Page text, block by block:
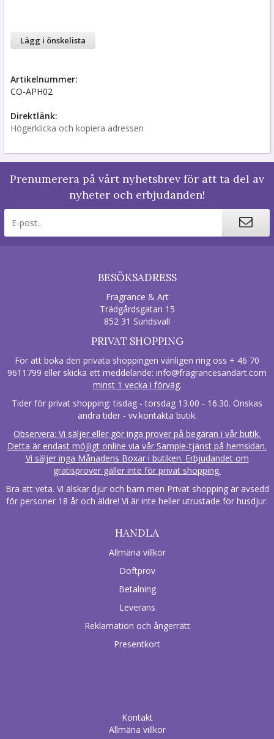
Lägg i önskelista
Artikelnummer:
CO-APH02
Direktlänk:
Högerklicka och kopiera adressen
Prenumerera på vårt nyhetsbrev för att ta del av
nyheter och erbjudanden!
BESÖKSADRESS
Fragrance & Art
Trädgårdsgatan 15
852 31 Sundsvall
PRIVAT SHOPPING
För att boka den privata shoppingen vänligen ring oss + 46 70
9611799 eller skicka ett meddelande: info@fragrancesandart.com
minst 1 vecka i förväg.
Tider för privat shopping: tisdag - torsdag 13.00 - 16.30. Önskas
andra tider - vv.kontakta butik.
Observera: Vi säljer eller gör inga prover på begäran i vår butik.
Detta är endast möjligt online via vår Sample-tjänst på hemsidan.
Vi säljer inga Månadens Boxar i butiken. Erbjudandet om
gratisprover gäller inte för privat shopping.
Bra att veta. Vi älskar djur och barn men Privat shopping är avsedd
för personer 18 år och äldre! Vi är inte heller utrustade för husdjur.
HANDLA
Allmäna villkor
Doftprov
Betalning
Leverans
Reklamation och ångerrätt
Presentkort
Kontakt
Allmäna villkor